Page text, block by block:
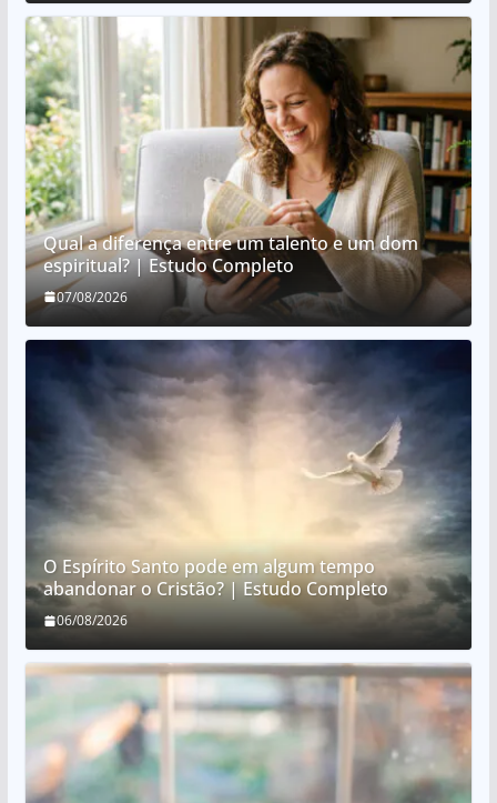
Qual a diferença entre um talento e um dom
espiritual? | Estudo Completo
07/08/2026
O Espírito Santo pode em algum tempo
abandonar o Cristão? | Estudo Completo
06/08/2026